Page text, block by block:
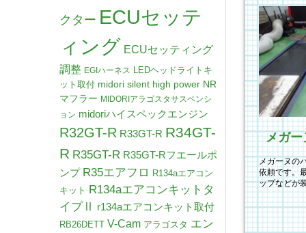
メガーヌの
依頼です。
ップなどが
対しての
クター ECUセッテ
ィング ECUセッティング
調整 EGIハーネス LEDヘッドライトキ
ット取付 midori silent high power NR
マフラー MIDORIアラゴスタサスペンシ
ョン midoriハイスペックエンジン
R32GT-R R33GT-R R34GT-
R R35GT-R R35GT-Rフエールポ
ンプ R35エアフロ R134aエアコン
キット R134aエアコンキットタ
イプⅡ
r134aエアコンキット取付
RB26DETT V-Cam アラゴスタ エン